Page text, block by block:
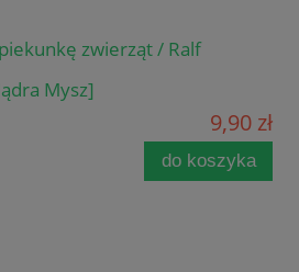
zwierząt / Ralf
Mysz]
9,90 zł
do koszyka